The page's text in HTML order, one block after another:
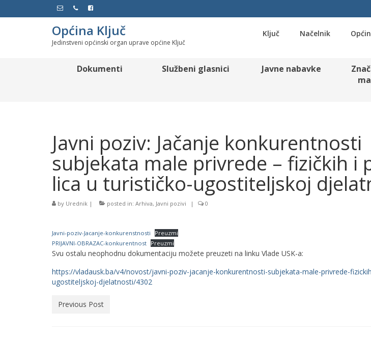
Općina Ključ
Jedinstveni općinski organ uprave općine Ključ
Ključ Načelnik
Dokumenti Službeni glasnici Javne nabavke
Javni poziv: Jačanje konkurentnosti
subjekata male privrede – fizičkih i
lica u turističko-ugostiteljskoj
by Urednik | posted in: Arhiva, Javni pozivi | 0
Javni-poziv-Jacanje-konkurenstnosti
Preuzmi
PRIJAVNI-OBRAZAC-konkurentnost Preuzmi
Svu ostalu neophodnu dokumentaciju možete preuzeti na linku Vlade USK-a:
https://vladausk.ba/v4/novost/javni-poziv-jacanje-konkurentnosti-subjekata-male-privrede-
ugostiteljskoj-djelatnosti/4302
Previous Post